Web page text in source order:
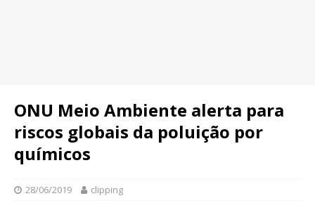
ONU Meio Ambiente alerta para
riscos globais da poluição por
químicos
28/06/2019 clipping